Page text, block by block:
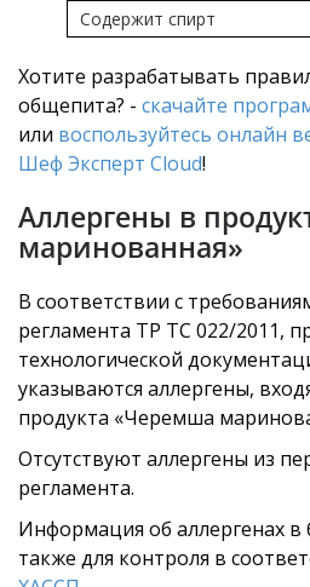
Содержит спирт
Хотите разрабатывать
общепита? - скачайте
или воспользуйтесь онлайн
Шеф Эксперт Cloud!
Аллергены в
маринованная»
В соответствии с
регламента ТР ТС 022/2011,
технологической
указываются аллергены,
продукта «Черемша
Отсутствуют аллергены из
регламента.
Информация об аллергенах
также для контроля в